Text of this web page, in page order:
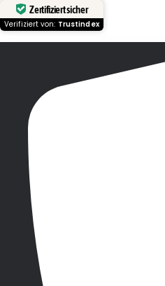
Zertifiziert sicher
Verifiziert von: Trustindex